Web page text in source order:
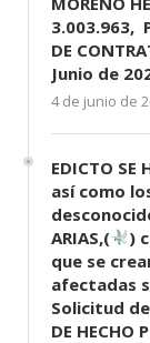
3.003.963,
DE
Junio de
4 de junio de
EDICTO SE
así como
ARIAS,(
)
que se
afectadas
Solicitud de
DE HECHO